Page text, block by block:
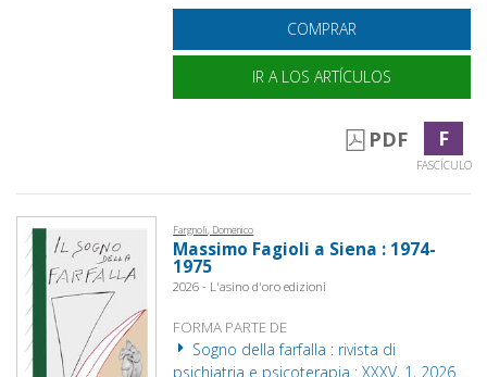
COMPRAR
IR A LOS ARTÍCULOS
PDF F
FASCÍCULO
Fargnoli, Domenico
Massimo Fagioli a Siena : 1974-
1975
2026 - L'asino d'oro edizioni
FORMA PARTE DE
Sogno della farfalla : rivista di
psichiatria e psicoterapia : XXXV, 1, 2026